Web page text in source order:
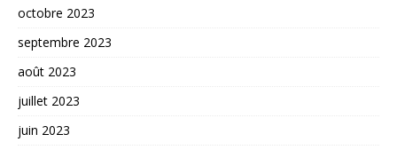
octobre 2023
septembre 2023
août 2023
juillet 2023
juin 2023